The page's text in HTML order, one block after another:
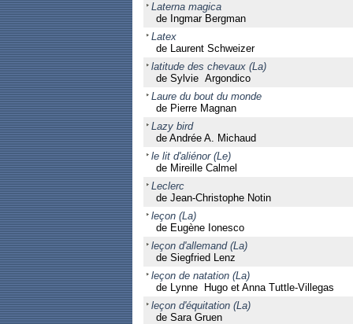
Laterna magica
de Ingmar Bergman
Latex
de Laurent Schweizer
latitude des chevaux (La)
de Sylvie Argondico
Laure du bout du monde
de Pierre Magnan
Lazy bird
de Andrée A. Michaud
le lit d'aliénor (Le)
de Mireille Calmel
Leclerc
de Jean-Christophe Notin
leçon (La)
de Eugène Ionesco
leçon d'allemand (La)
de Siegfried Lenz
leçon de natation (La)
de Lynne Hugo et Anna Tuttle-Villegas
leçon d'équitation (La)
de Sara Gruen